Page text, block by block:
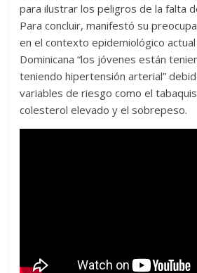
para ilustrar los peligros de la falta
Para concluir, manifestó su
en el contexto epidemiológico actual
Dominicana “los jóvenes están
teniendo hipertensión arterial”
variables de riesgo como el
colesterol elevado y el sobrepeso.